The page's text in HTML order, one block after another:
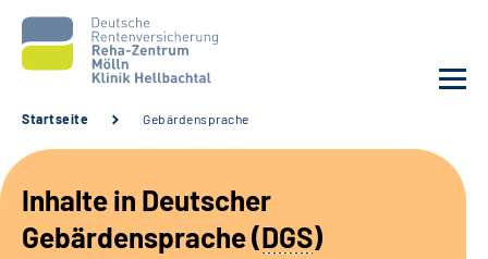
Unsere Klinik
Unsere Angebote
Startseite Gebärdensprache
Inhalte in Deutscher
Gebärdensprache (DGS)